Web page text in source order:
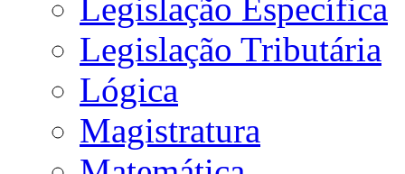
Legislação Específica
Legislação Tributária
Lógica
Magistratura